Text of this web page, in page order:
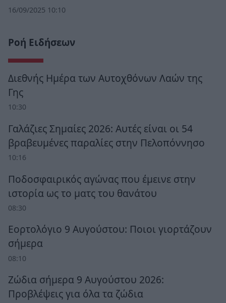
16/09/2025 10:10
Ροή Ειδήσεων
Διεθνής Ημέρα των Αυτοχθόνων Λαών της
Γης
10:30
Γαλάζιες Σημαίες 2026: Αυτές είναι οι 54
βραβευμένες παραλίες στην Πελοπόννησο
10:16
Ποδοσφαιρικός αγώνας που έμεινε στην
ιστορία ως το ματς του θανάτου
08:30
Εορτολόγιο 9 Αυγούστου: Ποιοι γιορτάζουν
σήμερα
08:10
Ζώδια σήμερα 9 Αυγούστου 2026:
Προβλέψεις για όλα τα ζώδια